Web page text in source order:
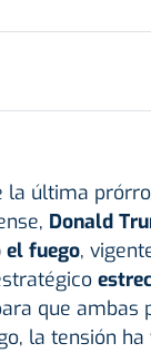
la última
Donald
fuego,
que ambas
la tensión ha